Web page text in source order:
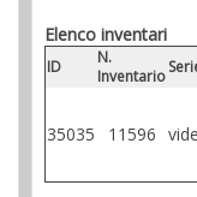
Elenco inventari
ID
N.
Inventario
35035 11596